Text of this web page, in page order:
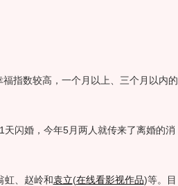
指数较高，一个月以上、三个月以内的
闪婚，今年5月两人就传来了离婚的消
、赵岭和袁立(在线看影视作品)等。目